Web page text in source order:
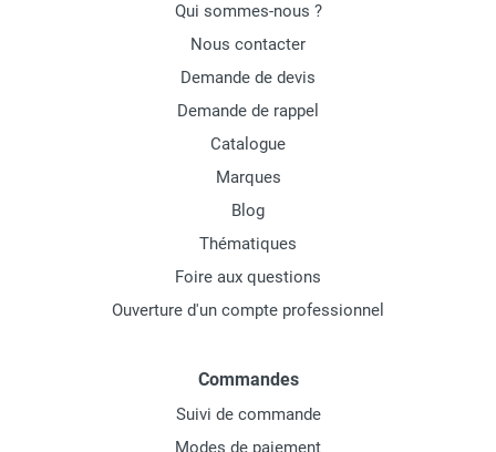
Qui sommes-nous ?
Nous contacter
Demande de devis
Demande de rappel
Catalogue
Marques
Blog
Thématiques
Foire aux questions
Ouverture d'un compte professionnel
Commandes
Suivi de commande
Modes de paiement